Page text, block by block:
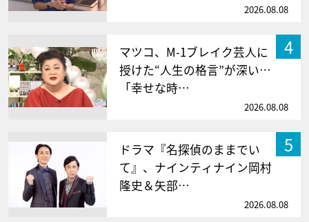
2026.08.08
4
マツコ、M-1ブレイク芸人に
授けた“人生の格言”が深い…
「幸せな時…
2026.08.08
5
ドラマ『名探偵のままでい
て』、ナインティナイン岡村
隆史＆矢部…
2026.08.08